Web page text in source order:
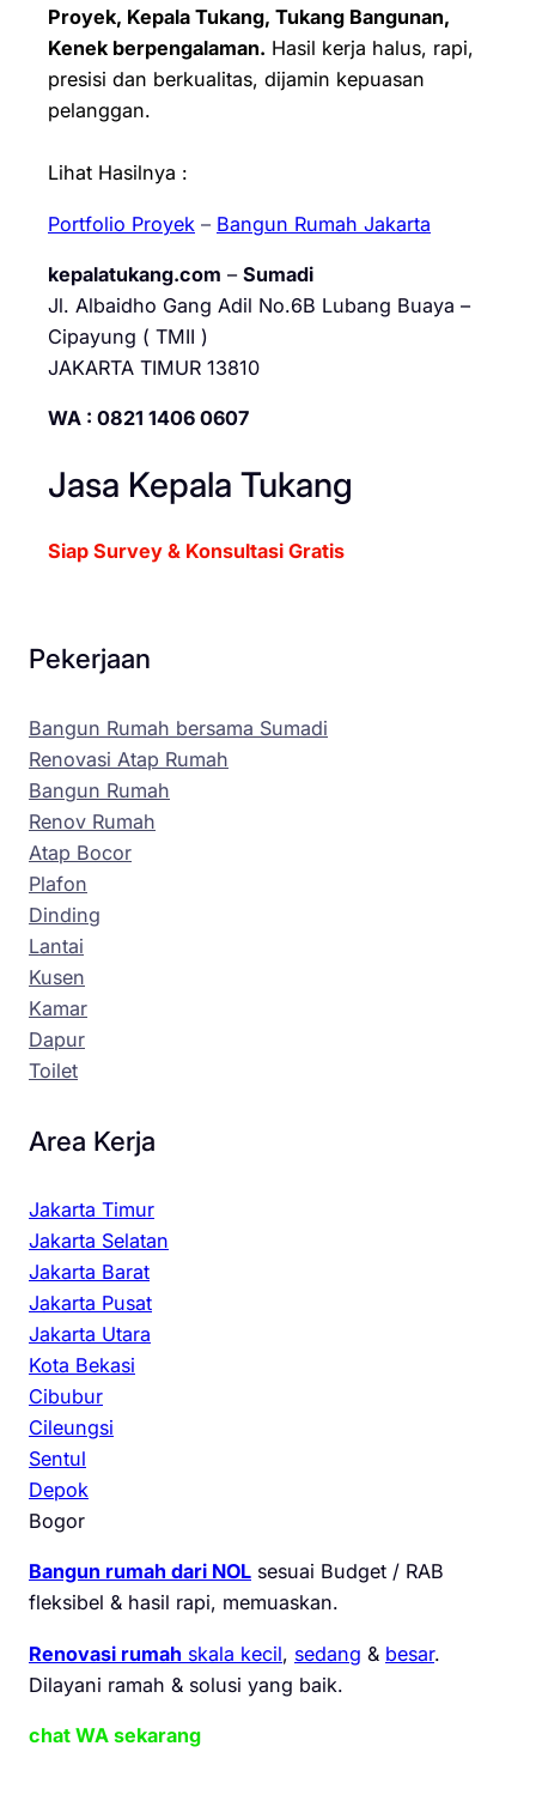
Proyek, Kepala Tukang, Tukang Bangunan,
Kenek berpengalaman. Hasil kerja halus, rapi,
presisi dan berkualitas, dijamin kepuasan
pelanggan.
Lihat Hasilnya :
Portfolio Proyek – Bangun Rumah Jakarta
kepalatukang.com – Sumadi
Jl. Albaidho Gang Adil No.6B Lubang Buaya –
Cipayung ( TMII )
JAKARTA TIMUR 13810
WA : 0821 1406 0607
Jasa Kepala Tukang
Siap Survey & Konsultasi Gratis
Pekerjaan
Bangun Rumah bersama Sumadi
Renovasi Atap Rumah
Bangun Rumah
Renov Rumah
Atap Bocor
Plafon
Dinding
Lantai
Kusen
Kamar
Dapur
Toilet
Area Kerja
Jakarta Timur
Jakarta Selatan
Jakarta Barat
Jakarta Pusat
Jakarta Utara
Kota Bekasi
Cibubur
Cileungsi
Sentul
Depok
Bogor
Bangun rumah dari NOL sesuai Budget / RAB
fleksibel & hasil rapi, memuaskan.
Renovasi rumah skala kecil, sedang & besar.
Dilayani ramah & solusi yang baik.
chat WA sekarang